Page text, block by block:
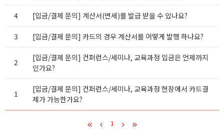
4 [입금/결제 문의] 계산서(면세)를 발급 받을 수 있나요?
3 [입금/결제 문의] 카드의 경우 계산서를 어떻게 발행 하나요?
2
[입금/결제 문의] 컨퍼런스/세미나, 교육과정 입금은 언제까지
인가요?
1
[입금/결제 문의] 컨퍼런스/세미나, 교육과정 현장에서 카드결
제가 가능한가요?
1